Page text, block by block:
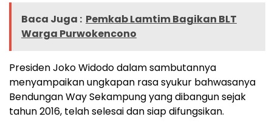
Baca Juga : Pemkab Lamtim Bagikan BLT
Warga Purwokencono
Presiden Joko Widodo dalam sambutannya
menyampaikan ungkapan rasa syukur bahwasanya
Bendungan Way Sekampung yang dibangun sejak
tahun 2016, telah selesai dan siap difungsikan.